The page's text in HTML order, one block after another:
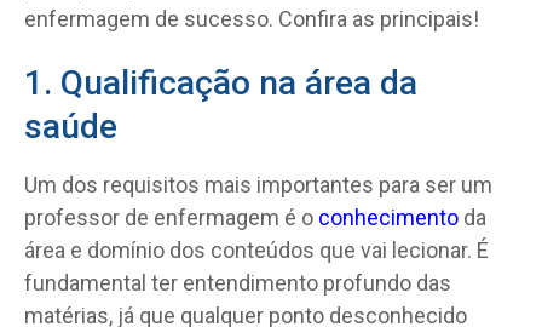
enfermagem de sucesso. Confira as principais!
1. Qualificação na área da
saúde
Um dos requisitos mais importantes para ser um
professor de enfermagem é o conhecimento da
área e domínio dos conteúdos que vai lecionar. É
fundamental ter entendimento profundo das
matérias, já que qualquer ponto desconhecido